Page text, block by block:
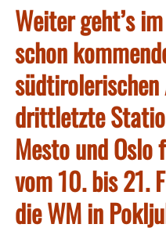
Weiter geht’s
schon
drittletzte
Mesto und
vom 10. bis 21.
die WM in